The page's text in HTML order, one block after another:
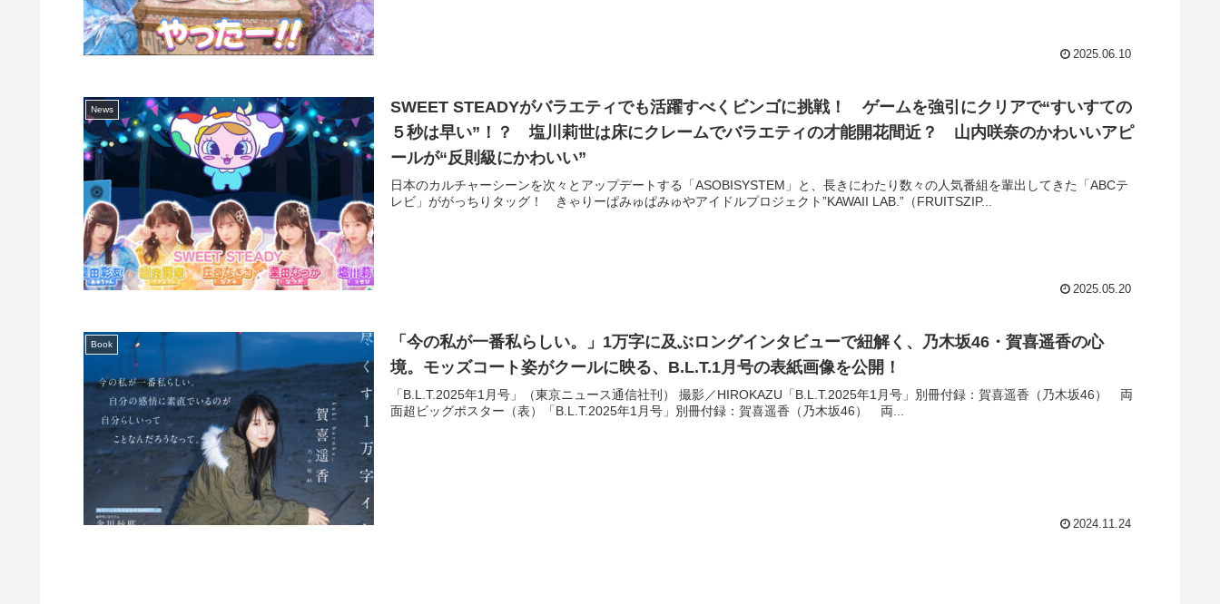
2025.06.10
News
SWEET STEADYがバラエティでも活躍すべくビンゴに挑戦！ ゲームを強引にクリアで“すいすての
５秒は早い”！？ 塩川莉世は床にクレームでバラエティの才能開花間近？ 山内咲奈のかわいいアピ
ールが“反則級にかわいい”
日本のカルチャーシーンを次々とアップデートする「ASOBISYSTEM」と、長きにわたり数々の人気番組を輩出してきた「ABCテ
レビ」ががっちりタッグ！ きゃりーぱみゅぱみゅやアイドルプロジェクト”KAWAII LAB.”（FRUITSZIP...
2025.05.20
Book
「今の私が一番私らしい。」1万字に及ぶロングインタビューで紐解く、乃木坂46・賀喜遥香の心
境。モッズコート姿がクールに映る、B.L.T.1月号の表紙画像を公開！
「B.L.T.2025年1月号」（東京ニュース通信社刊） 撮影／HIROKAZU「B.L.T.2025年1月号」別冊付録：賀喜遥香（乃木坂46） 両
面超ビッグポスター（表）「B.L.T.2025年1月号」別冊付録：賀喜遥香（乃木坂46） 両...
2024.11.24